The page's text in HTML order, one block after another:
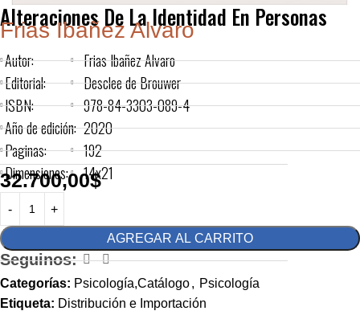
Alteraciones De La Identidad En Personas
Frias Ibañez Alvaro
Autor:
Editorial:
ISBN:
Año de edición:
Paginas:
Dimensiones:
Frias Ibañez Alvaro
Desclee de Brouwer
978-84-3303-089-4
2020
192
14x21
32.700,00$
AGREGAR AL CARRITO
Seguinos:
Categorías: Psicología,Catálogo, Psicología
Etiqueta: Distribución e Importación